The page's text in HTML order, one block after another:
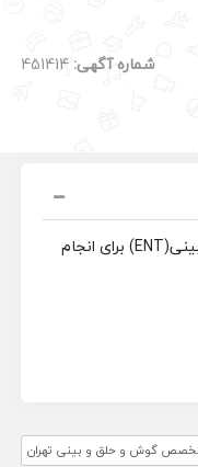
شماره آگهی: 451414
به یک پزشک متخصص گوش و حلق و بینی(ENT) برای انجام
گوش و حلق و بینی تهران